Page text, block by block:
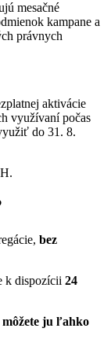
mesačné
kampane a
právnych
aktivácie
využívaní počas
do 31. 8.
bez
k dispozícii 24
môžete ju ľahko